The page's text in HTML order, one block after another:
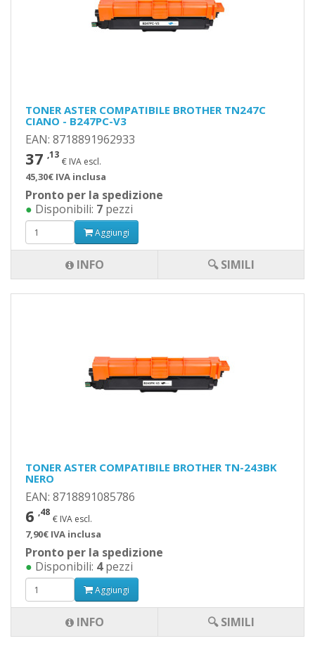
TONER ASTER COMPATIBILE BROTHER TN247C
CIANO - B247PC-V3
EAN: 8718891962933
37 ,13
€ IVA escl.
45,30€ IVA inclusa
Pronto per la spedizione
● Disponibili: 7 pezzi
Aggiungi
INFO 🔍 SIMILI
TONER ASTER COMPATIBILE BROTHER TN-243BK
NERO
EAN: 8718891085786
6 ,48
€ IVA escl.
7,90€ IVA inclusa
Pronto per la spedizione
● Disponibili: 4pezzi
Aggiungi
INFO 🔍 SIMILI